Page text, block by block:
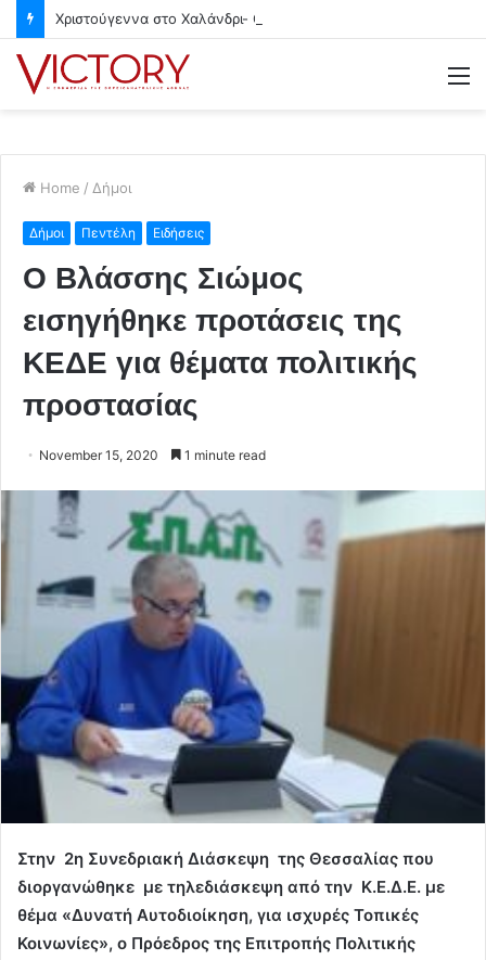
Home / Δήμοι
Δήμοι Πεντέλη Ειδήσεις
Ο Βλάσσης Σιώμος
εισηγήθηκε προτάσεις της
ΚΕΔΕ για θέματα πολιτικής
προστασίας
November 15, 2020 1 minute read
Στην 2η Συνεδριακή Διάσκεψη της Θεσσαλίας που
διοργανώθηκε με τηλεδιάσκεψη από την Κ.Ε.Δ.Ε. με
θέμα «Δυνατή Αυτοδιοίκηση, για ισχυρές Τοπικές
Κοινωνίες», ο Πρόεδρος της Επιτροπής Πολιτικής